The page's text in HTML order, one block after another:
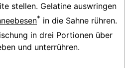
stellen. Gelatine auswringen
* in die Sahne rühren.
in drei Portionen über
und unterrühren.